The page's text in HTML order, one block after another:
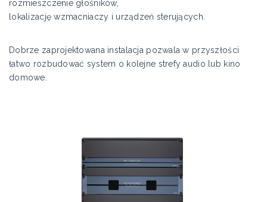
rozmieszczenie głośników,
lokalizację wzmacniaczy i urządzeń sterujących.
Dobrze zaprojektowana instalacja pozwala w przyszłości
łatwo rozbudować system o kolejne strefy audio lub kino
domowe.